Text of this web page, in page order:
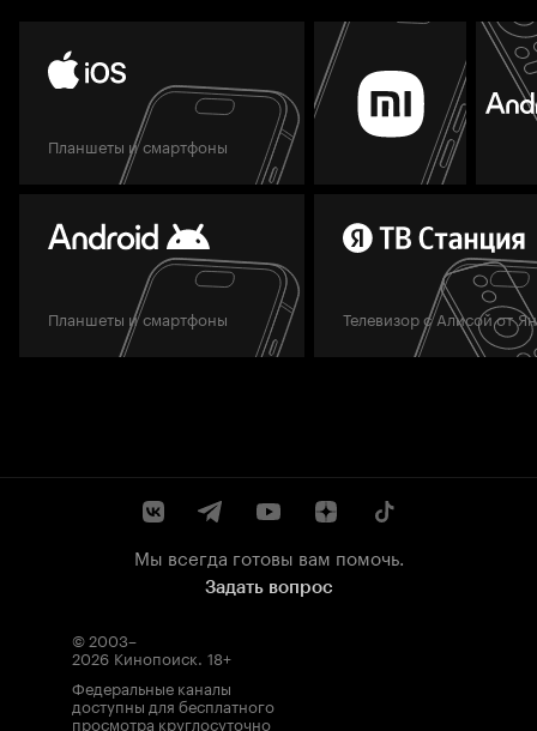
Планшеты и смартфоны
Планшеты и смартфоны Телевизор с Алисой от
Мы всегда готовы вам помочь.
Задать вопрос
© 2003–
2026 Кинопоиск. 18+
Федеральные каналы
доступны для бесплатного
просмотра круглосуточно